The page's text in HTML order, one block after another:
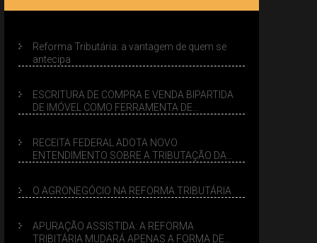
Reforma Tributária: a vantagem de quem se
antecipa
ESCRITURA DE COMPRA E VENDA BIPARTIDA
DE IMÓVEL COMO FERRAMENTA DE
RECEITA FEDERAL ADOTA NOVO
ENTENDIMENTO SOBRE A TRIBUTAÇÃO DA
O AGRONEGÓCIO NA REFORMA TRIBUTÁRIA
APURAÇÃO ASSISTIDA: A REFORMA
TRIBITÁRIA MUDARÁ APENAS A FORMA DE